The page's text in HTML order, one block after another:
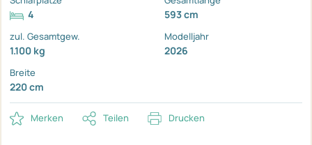
4 593 cm
zul. Gesamtgew.
1.100 kg
Modelljahr
2026
Breite
220 cm
Merken Teilen Drucken